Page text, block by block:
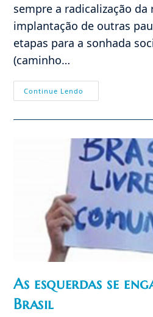
sempre a radicalização
implantação de outras
etapas para a sonhada
(caminho…
Continue Lendo
Do
Vermelho
As esquerdas se
Brasil